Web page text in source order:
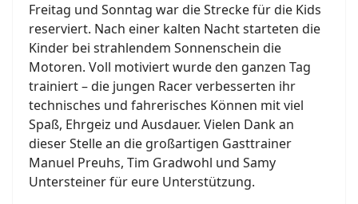
Freitag und Sonntag war die Strecke für die Kids
reserviert. Nach einer kalten Nacht starteten die
Kinder bei strahlendem Sonnenschein die
Motoren. Voll motiviert wurde den ganzen Tag
trainiert – die jungen Racer verbesserten ihr
technisches und fahrerisches Können mit viel
Spaß, Ehrgeiz und Ausdauer. Vielen Dank an
dieser Stelle an die großartigen Gasttrainer
Manuel Preuhs, Tim Gradwohl und Samy
Untersteiner für eure Unterstützung.